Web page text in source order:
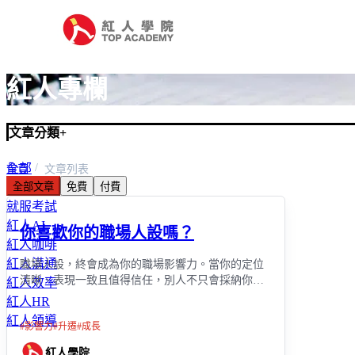
紅人專欄
文章分類+
全部
職場
就服考試
紅人AI
紅人咖啡
紅人溝通
紅人效率
紅人HR
紅人領導
首頁
文章列表
全部文章
免費 付費
你喜歡你的職場人設嗎？
職場人設，終會成為你的職場影響力。當你的定位
清晰、表現一致且值得信任，別人不只會採納你的
意見，當你不在場時，仍會用你的方式做決策。
#影響力#升遷#成長